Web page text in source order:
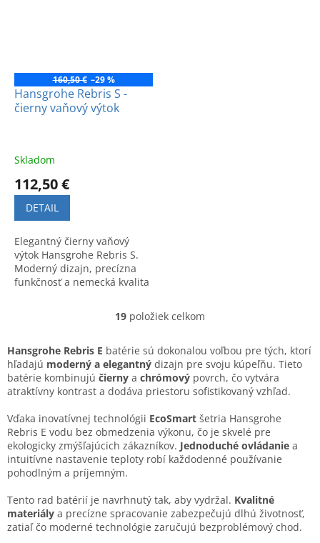
160,50 € –29 %
Hansgrohe Rebris S -
čierny vaňový výtok
Skladom
112,50 €
DETAIL
Elegantný čierny vaňový
výtok Hansgrohe Rebris S.
Moderný dizajn, precízna
funkčnosť a nemecká kvalita
O
l
á
d
a
i
e
p
r
y
v
ý
19 položiek celkom
Hansgrohe Rebris E batérie sú dokonalou voľbou pre tých, ktorí
hľadajú moderný a elegantný dizajn pre svoju kúpeľňu. Tieto
batérie kombinujú čierny a chrómový povrch, čo vytvára
atraktívny kontrast a dodáva priestoru sofistikovaný vzhľad.
Vďaka inovatívnej technológii EcoSmart šetria Hansgrohe
Rebris E vodu bez obmedzenia výkonu, čo je skvelé pre
ekologicky zmýšľajúcich zákazníkov. Jednoduché ovládanie a
intuitívne nastavenie teploty robí každodenné používanie
pohodlným a príjemným.
Tento rad batérií je navrhnutý tak, aby vydržal. Kvalitné
materiály a precízne spracovanie zabezpečujú dlhú životnosť,
zatiaľ čo moderné technológie zaručujú bezproblémový chod.